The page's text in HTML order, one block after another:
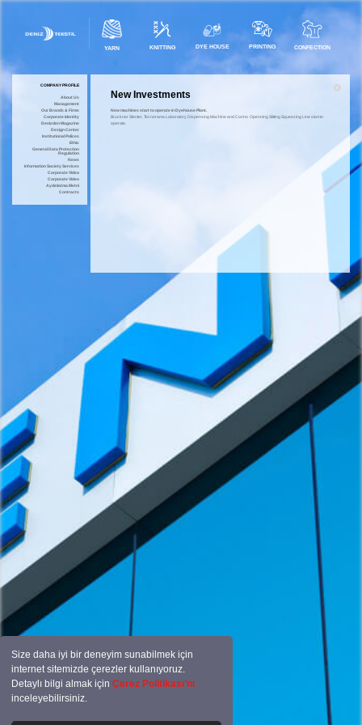
Size daha iyi bir deneyim sunabilmek için
internet sitemizde çerezler kullanıyoruz.
Detaylı bilgi almak içinÇerez Politikası’nı
inceleyebilirsiniz.
YARN KNITTING DYE HOUSE PRINTING CONFECTION
COMPANY PROFILE
About Us
Management
Our Brands & Firms
Corporate Identity
Denizden Magazine
Design Center
Institutional Polices
Ethic
General Data Protection
Regulation
News
Information Society Services
Corporate Video
Corporate Video
Aydınlatma Metni
Contracts
New Investments
New machines start to operate in Dyehouse Plant.
Bruckner Stenter, Tecnorama Laboratory Dispensing Machine and Corino Openning Slitting Squeezing Line start to
operate.